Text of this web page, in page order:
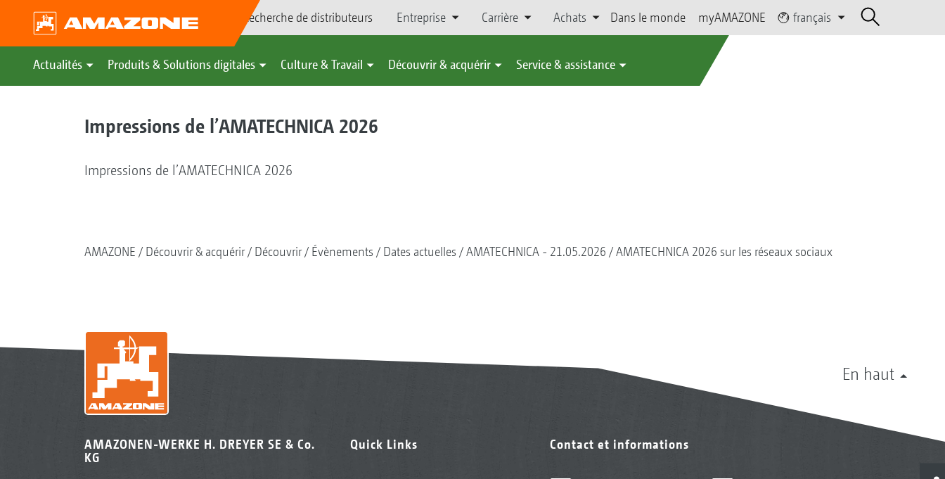
Recherche de distributeurs Entreprise Carrière Achats Dans le monde myAMAZONE français
Actualités Produits & Solutions digitales Culture & Travail Découvrir & acquérir Service & assistance
Impressions de l’AMATECHNICA 2026
Impressions de l’AMATECHNICA 2026
AMAZONE Découvrir & acquérir Découvrir Évènements Dates actuelles AMATECHNICA - 21.05.2026 AMATECHNICA 2026 sur les réseaux sociaux
En haut
AMAZONEN-WERKE H. DREYER SE & Co.
KG
Quick Links Contact et informations